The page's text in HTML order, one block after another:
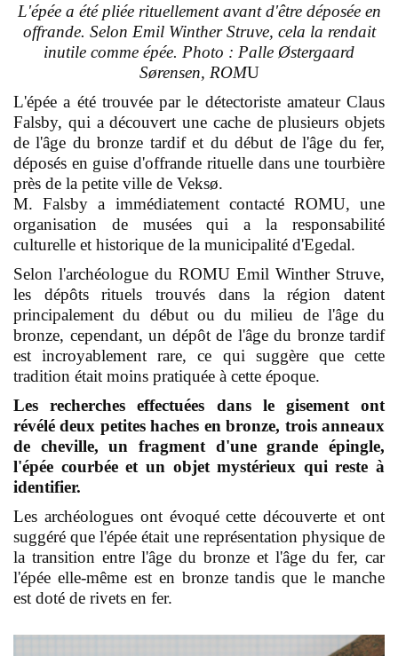
L'épée a été pliée rituellement avant d'être déposée en
offrande. Selon Emil Winther Struve, cela la rendait
inutile comme épée. Photo : Palle Østergaard
Sørensen, ROMU
L'épée a été trouvée par le détectoriste amateur Claus
Falsby, qui a découvert une cache de plusieurs objets
de l'âge du bronze tardif et du début de l'âge du fer,
déposés en guise d'offrande rituelle dans une tourbière
près de la petite ville de Veksø.
M. Falsby a immédiatement contacté ROMU, une
organisation de musées qui a la responsabilité
culturelle et historique de la municipalité d'Egedal.
Selon l'archéologue du ROMU Emil Winther Struve,
les dépôts rituels trouvés dans la région datent
principalement du début ou du milieu de l'âge du
bronze, cependant, un dépôt de l'âge du bronze tardif
est incroyablement rare, ce qui suggère que cette
tradition était moins pratiquée à cette époque.
Les recherches effectuées dans le gisement ont
révélé deux petites haches en bronze, trois anneaux
de cheville, un fragment d'une grande épingle,
l'épée courbée et un objet mystérieux qui reste à
identifier.
Les archéologues ont évoqué cette découverte et ont
suggéré que l'épée était une représentation physique de
la transition entre l'âge du bronze et l'âge du fer, car
l'épée elle-même est en bronze tandis que le manche
est doté de rivets en fer.